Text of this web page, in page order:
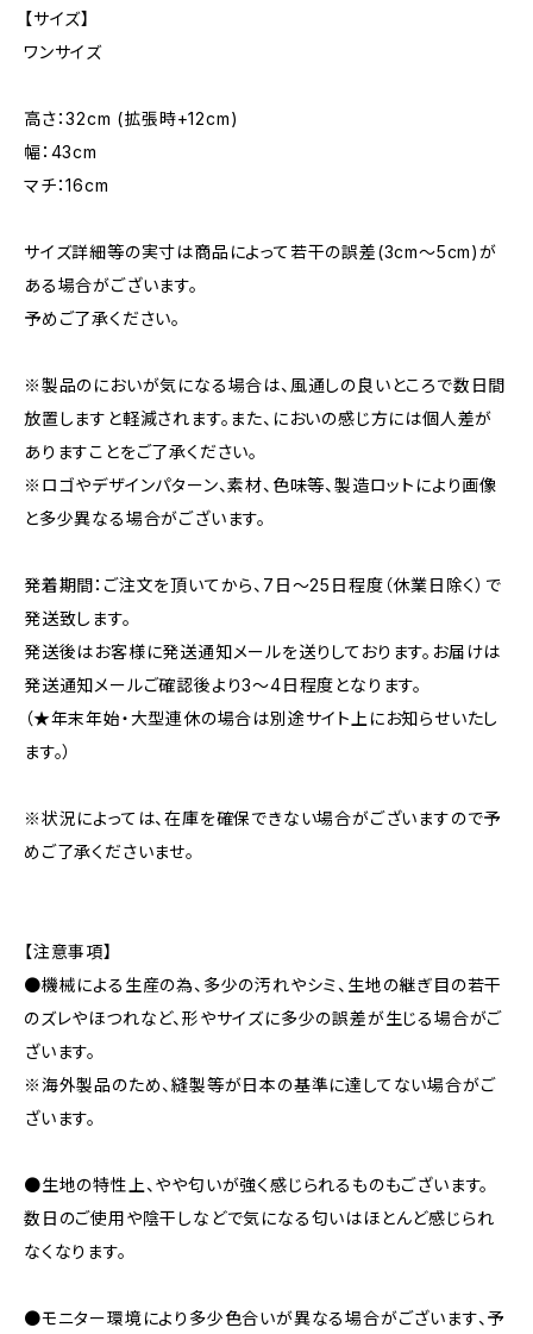
【サイズ】
ワンサイズ
高さ：32cm (拡張時+12cm)
幅：43cm
マチ：16cm
サイズ詳細等の実寸は商品によって若干の誤差(3cm〜5cm)が
ある場合がございます。
予めご了承ください。
※製品のにおいが気になる場合は、風通しの良いところで数日間
放置しますと軽減されます。また、においの感じ方には個人差が
ありますことをご了承ください。
※ロゴやデザインパターン、素材、色味等、製造ロットにより画像
と多少異なる場合がございます。
発着期間：ご注文を頂いてから、7日〜25日程度（休業日除く）で
発送致します。
発送後はお客様に発送通知メールを送りしております。お届けは
発送通知メールご確認後より3〜4日程度となります。
（★年末年始・大型連休の場合は別途サイト上にお知らせいたし
ます。）
※状況によっては、在庫を確保できない場合がございますので予
めご了承くださいませ。
【注意事項】
●機械による生産の為、多少の汚れやシミ、生地の継ぎ目の若干
のズレやほつれなど、形やサイズに多少の誤差が生じる場合がご
ざいます。
※海外製品のため、縫製等が日本の基準に達してない場合がご
ざいます。
●生地の特性上、やや匂いが強く感じられるものもございます。
数日のご使用や陰干しなどで気になる匂いはほとんど感じられ
なくなります。
●モニター環境により多少色合いが異なる場合がございます、予